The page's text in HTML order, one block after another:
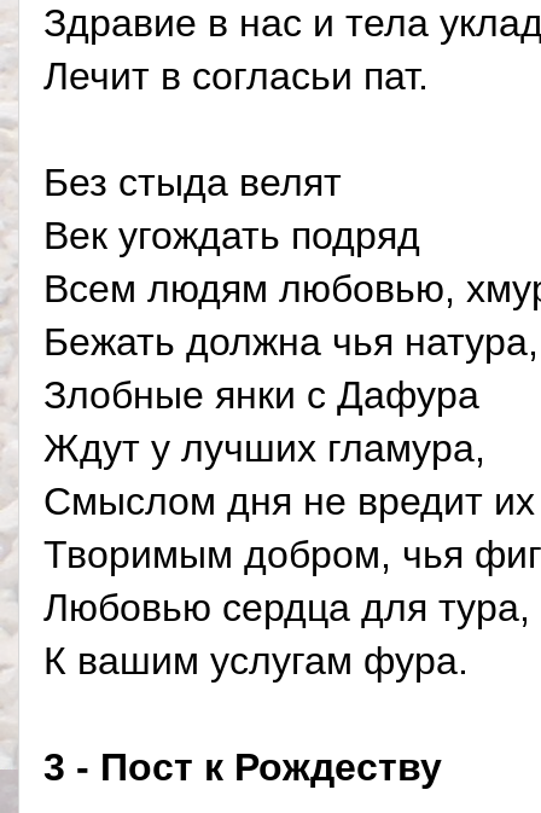
Здравие в нас и тела
Лечит в согласьи пат.
Без стыда велят
Век угождать подряд
Всем людям любовью,
Бежать должна чья натура,
Злобные янки с Дафура
Ждут у лучших гламура,
Смыслом дня не вредит
Творимым добром, чья
Любовью сердца для тура,
К вашим услугам фура.
3 - Пост к Рождеству